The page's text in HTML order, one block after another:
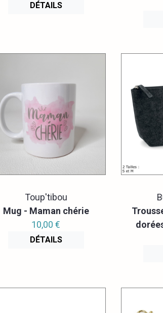
DÉTAILS
Toup'tibou
Mug - Maman chérie
10,00 €
DÉTAILS